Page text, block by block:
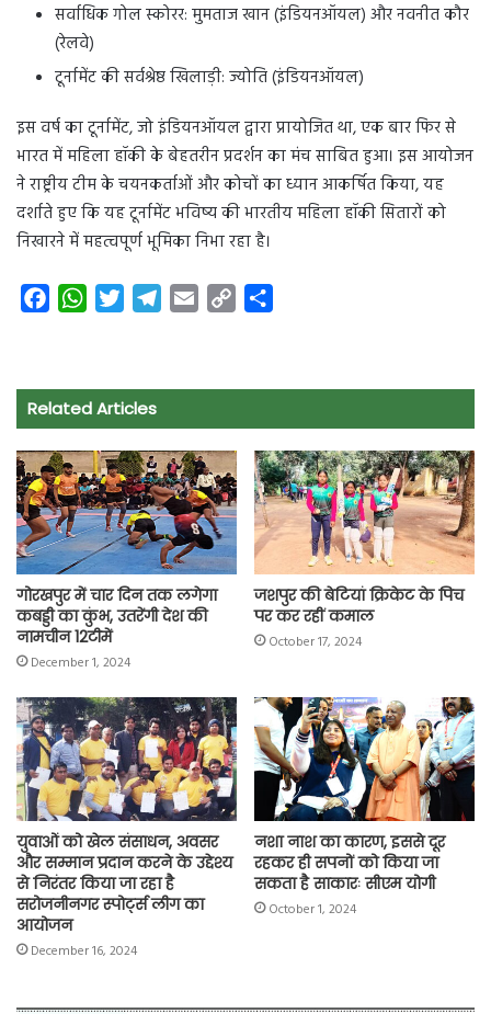
सर्वाधिक गोल स्कोरर: मुमताज खान (इंडियनऑयल) और नवनीत कौर
(रेलवे)
टूर्नामेंट की सर्वश्रेष्ठ खिलाड़ी: ज्योति (इंडियनऑयल)
इस वर्ष का टूर्नामेंट, जो इंडियनऑयल द्वारा प्रायोजित था, एक बार फिर से
भारत में महिला हॉकी के बेहतरीन प्रदर्शन का मंच साबित हुआ। इस आयोजन
ने राष्ट्रीय टीम के चयनकर्ताओं और कोचों का ध्यान आकर्षित किया, यह
दर्शाते हुए कि यह टूर्नामेंट भविष्य की भारतीय महिला हॉकी सितारों को
निखारने में महत्वपूर्ण भूमिका निभा रहा है।
e
b
o
k
W
t
s
p
p
t
t
r
e
a
m
i
y
n
k
r
Related Articles
गोरखपुर में चार दिन तक लगेगा
कबड्डी का कुंभ, उतरेंगी देश की
नामचीन 12टीमें
December 1, 2024
जशपुर की बेटियां क्रिकेट के पिच
पर कर रहीं कमाल
October 17, 2024
युवाओं को खेल संसाधन, अवसर
और सम्मान प्रदान करने के उद्देश्य
से निरंतर किया जा रहा है
सरोजनीनगर स्पोर्ट्स लीग का
आयोजन
December 16, 2024
नशा नाश का कारण, इससे दूर
रहकर ही सपनों को किया जा
सकता है साकारः सीएम योगी
October 1, 2024